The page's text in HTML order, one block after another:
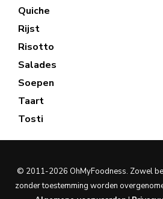
Quiche
Rijst
Risotto
Salades
Soepen
Taart
Tosti
© 2011-2026 OhMyFoodness. Zowel
zonder toestemming worden